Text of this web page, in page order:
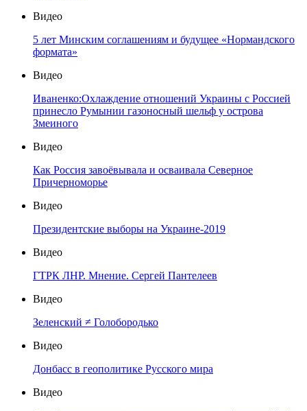
Видео
5 лет Минским соглашениям и будущее «Нормандского
формата»
Видео
Иваненко:Охлаждение отношений Украины с Россией
принесло Румынии газоносный шельф у острова
Змеиного
Видео
Как Россия завоёвывала и осваивала Северное
Причерноморье
Видео
Президентские выборы на Украине-2019
Видео
ГТРК ЛНР. Мнение. Сергей Пантелеев
Видео
Зеленский ≠ Голобородько
Видео
Донбасс в геополитике Русского мира
Видео